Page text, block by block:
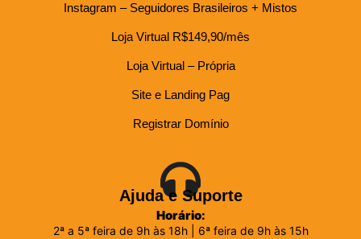
Instagram – Seguidores Brasileiros + Mistos
Loja Virtual R$149,90/mês
Loja Virtual – Própria
Site e Landing Pag
Registrar Domínio
Ajuda e Suporte
Horário:
2ª a 5ª feira de 9h às 18h | 6ª feira de 9h às 15h